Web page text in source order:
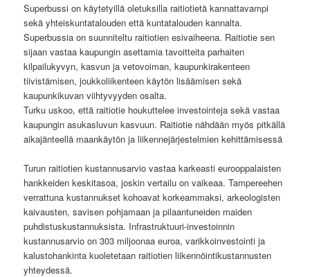
Superbussi on käytetyillä oletuksilla raitiotietä kannattavampi
sekä yhteiskuntatalouden että kuntatalouden kannalta.
Superbussia on suunniteltu raitiotien esivaiheena. Raitiotie sen
sijaan vastaa kaupungin asettamia tavoitteita parhaiten
kilpailukyvyn, kasvun ja vetovoiman, kaupunkirakenteen
tiivistämisen, joukkoliikenteen käytön lisäämisen sekä
kaupunkikuvan viihtyvyyden osalta.
Turku uskoo, että raitiotie houkuttelee investointeja sekä vastaa
kaupungin asukasluvun kasvuun. Raitiotie nähdään myös pitkällä
aikajänteellä maankäytön ja liikennejärjestelmien kehittämisessä
Turun raitiotien kustannusarvio vastaa karkeasti eurooppalaisten
hankkeiden keskitasoa, joskin vertailu on vaikeaa. Tampereehen
verrattuna kustannukset kohoavat korkeammaksi, arkeologisten
kaivausten, savisen pohjamaan ja pilaantuneiden maiden
puhdistuskustannuksista. Infrastruktuuri-investoinnin
kustannusarvio on 303 miljoonaa euroa, varikkoinvestointi ja
kalustohankinta kuoletetaan raitiotien liikennöintikustannusten
yhteydessä.